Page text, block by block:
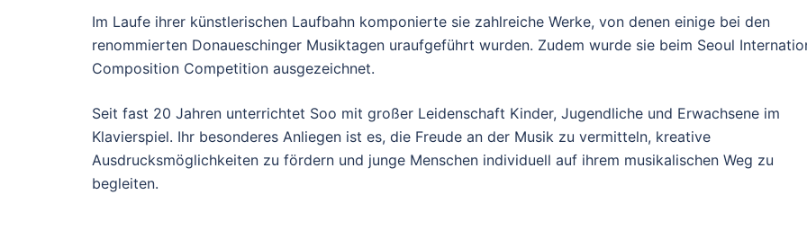
Im Laufe ihrer künstlerischen Laufbahn komponierte sie zahlreiche Werke, von denen einige bei den
renommierten Donaueschinger Musiktagen uraufgeführt wurden. Zudem wurde sie beim Seoul
Composition Competition ausgezeichnet.
Seit fast 20 Jahren unterrichtet Soo mit großer Leidenschaft Kinder, Jugendliche und Erwachsene im
Klavierspiel. Ihr besonderes Anliegen ist es, die Freude an der Musik zu vermitteln, kreative
Ausdrucksmöglichkeiten zu fördern und junge Menschen individuell auf ihrem musikalischen Weg zu
begleiten.